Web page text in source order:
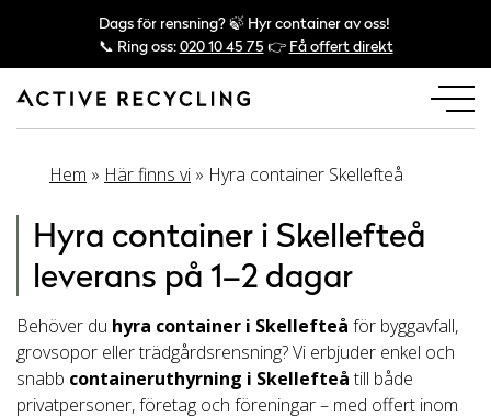
Dags för rensning? 🍃 Hyr container av oss!
📞 Ring oss:020 10 45 75 👉 Få offert direkt
Hem » Här finns vi » Hyra container Skellefteå
Hyra container i Skellefteå
leverans på 1–2 dagar
Behöver du hyra container i Skellefteå för byggavfall,
grovsopor eller trädgårdsrensning? Vi erbjuder enkel och
snabb containeruthyrning i Skellefteåtill både
privatpersoner, företag och föreningar – med offert inom